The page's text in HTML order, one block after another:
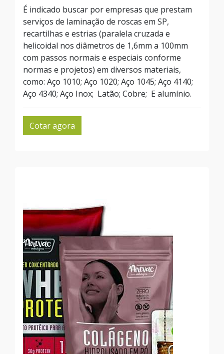
É indicado buscar por empresas que prestam
serviços de laminação de roscas em SP,
recartilhas e estrias (paralela cruzada e
helicoidal nos diâmetros de 1,6mm a 100mm
com passos normais e especiais conforme
normas e projetos) em diversos materiais,
como: Aço 1010; Aço 1020; Aço 1045; Aço 4140;
Aço 4340; Aço Inox; Latão; Cobre; E alumínio.
Cotar agora